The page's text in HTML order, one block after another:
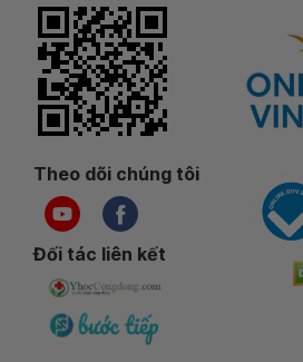
Theo dõi chúng tôi
Đối tác liên kết